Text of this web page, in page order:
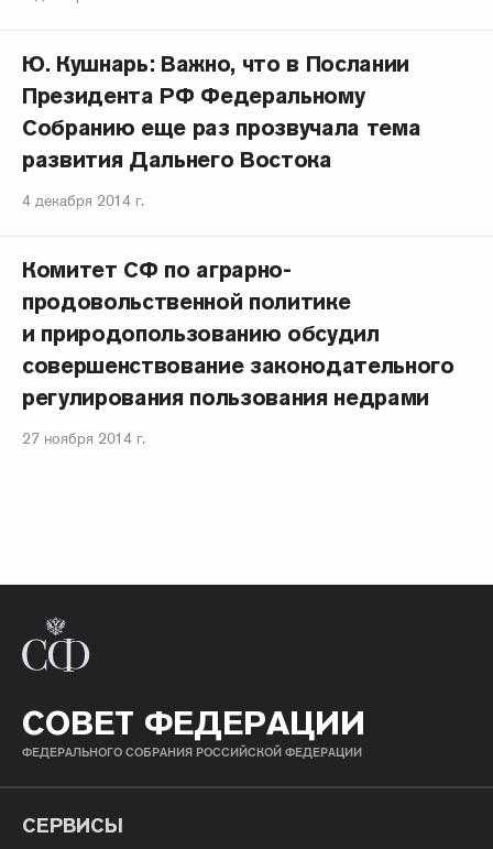
Ю. Кушнарь: Важно, что в Послании
Президента РФ Федеральному
Собранию еще раз прозвучала тема
развития Дальнего Востока
4 декабря 2014 г.
Комитет СФ по аграрно-
продовольственной политике
и природопользованию обсудил
совершенствование законодательного
регулирования пользования недрами
27 ноября 2014 г.
СОВЕТ ФЕДЕРАЦИИ
ФЕДЕРАЛЬНОГО СОБРАНИЯ РОССИЙСКОЙ ФЕДЕРАЦИИ
СЕРВИСЫ